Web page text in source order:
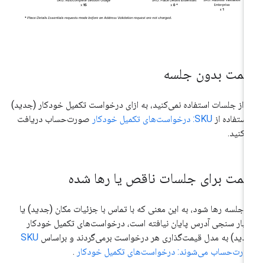
بدون جلسه
از جلسات استفاده نمی‌کنید، به ازای درخواست تکمیل خودکار (جدید)
استفاده ازSKU: درخواست‌های تکمیل خودکار
صورت‌حساب دریافت
برای جلسات ناقص یا رها شده
جلسه رها شود، به این معنی که با تماس با جزئیات مکان (جدید) یا
سنجی آدرس پایان نیافته است، درخواست‌های تکمیل خودکار
به مدل قیمت‌گذاری هر درخواست برمی‌گردند و براساسSKU
می‌شوند: درخواست‌های تکمیل خودکار.